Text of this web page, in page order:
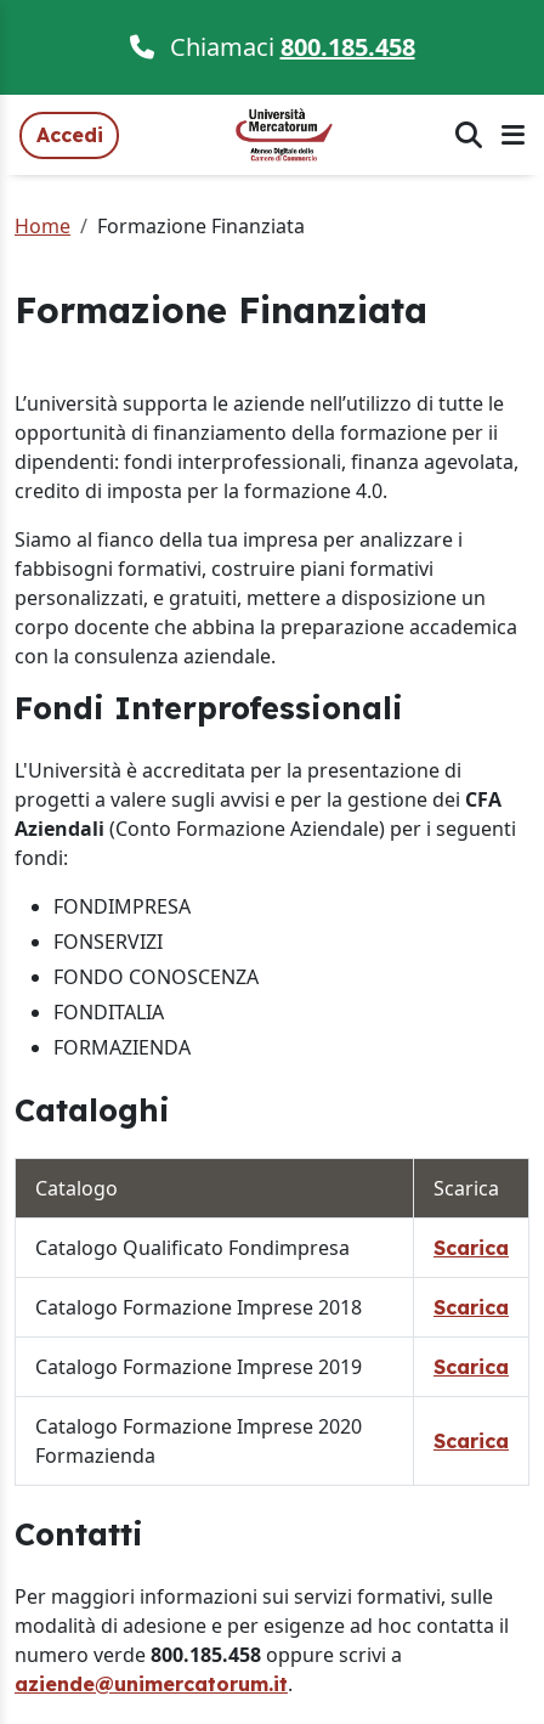
Chiamaci 800.185.458
Accedi
Home Formazione Finanziata
Formazione Finanziata
L’università supporta le aziende nell’utilizzo di tutte le
opportunità di finanziamento della formazione per ii
dipendenti: fondi interprofessionali, finanza agevolata,
credito di imposta per la formazione 4.0.
Siamo al fianco della tua impresa per analizzare i
fabbisogni formativi, costruire piani formativi
personalizzati, e gratuiti, mettere a disposizione un
corpo docente che abbina la preparazione accademica
con la consulenza aziendale.
Fondi Interprofessionali
L'Università è accreditata per la presentazione di
progetti a valere sugli avvisi e per la gestione dei CFA
Aziendali (Conto Formazione Aziendale) per i seguenti
fondi:
FONDIMPRESA
FONSERVIZI
FONDO CONOSCENZA
FONDITALIA
FORMAZIENDA
Cataloghi
Catalogo Scarica
Catalogo Qualificato Fondimpresa Scarica
Catalogo Formazione Imprese 2018 Scarica
Catalogo Formazione Imprese 2019 Scarica
Catalogo Formazione Imprese 2020
Formazienda
Scarica
Contatti
Per maggiori informazioni sui servizi formativi, sulle
modalità di adesione e per esigenze ad hoc contatta il
numero verde800.185.458 oppure scrivi a
aziende@unimercatorum.it.